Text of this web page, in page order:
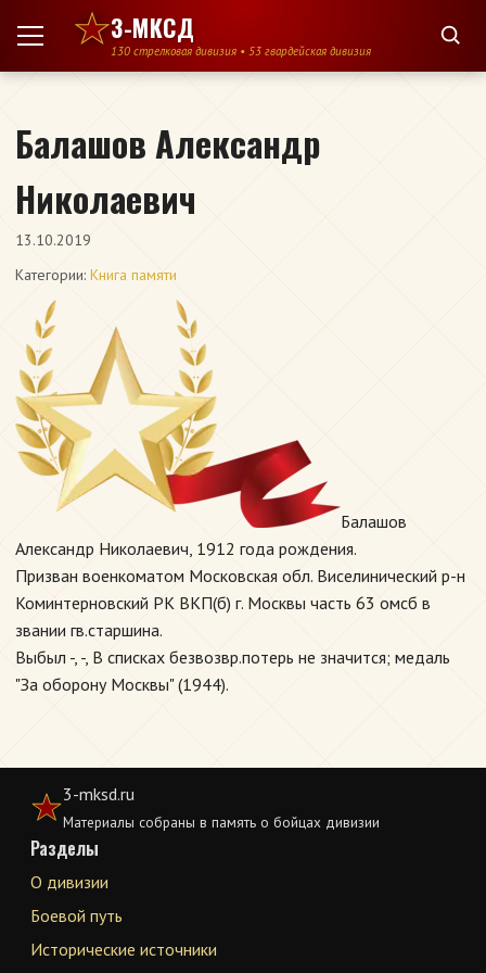
Перейти к содержимому
3-МКСД
130 стрелковая дивизия • 53 гвардейская дивизия
Балашов Александр
Николаевич
13.10.2019
Категории: Книга памяти
Балашов
Александр Николаевич, 1912 года рождения.
Призван военкоматом Московская обл. Виселинический р-н
Коминтерновский РК ВКП(б) г. Москвы часть 63 омсб в
звании гв.старшина.
Выбыл -, -, В списках безвозвр.потерь не значится; медаль
"За оборону Москвы" (1944).
3-mksd.ru
Материалы собраны в память о бойцах дивизии
Разделы
О дивизии
Боевой путь
Исторические источники